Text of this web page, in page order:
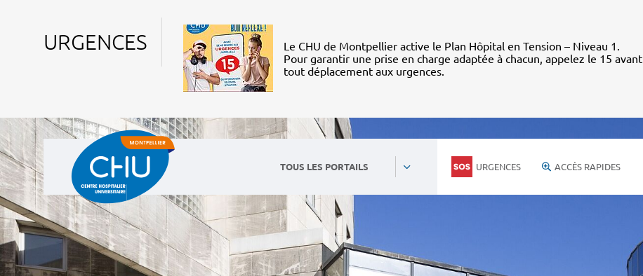
URGENCES
Le CHU de Montpellier active le Plan Hôpital en Tension – Niveau 1.
Pour garantir une prise en charge adaptée à chacun, appelez le 15 avant
tout déplacement aux urgences.
TOUS LES PORTAILS URGENCES ACCÈS RAPIDES